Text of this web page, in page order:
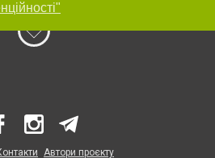
Автори проєкту